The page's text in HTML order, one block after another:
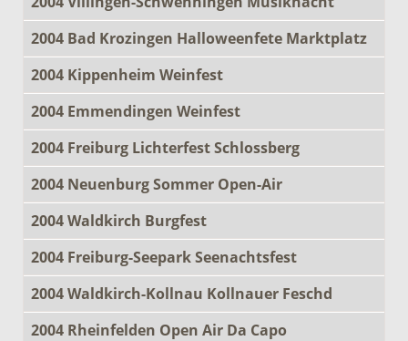
2004 Bad Krozingen Halloweenfete Marktplatz
2004 Kippenheim Weinfest
2004 Emmendingen Weinfest
2004 Freiburg Lichterfest Schlossberg
2004 Neuenburg Sommer Open-Air
2004 Waldkirch Burgfest
2004 Freiburg-Seepark Seenachtsfest
2004 Waldkirch-Kollnau Kollnauer Feschd
2004 Rheinfelden Open Air Da Capo